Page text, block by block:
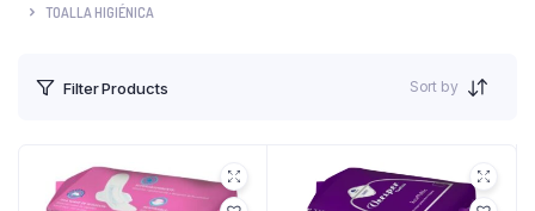
TOALLA HIGIÉNICA
Filter Products Sort by